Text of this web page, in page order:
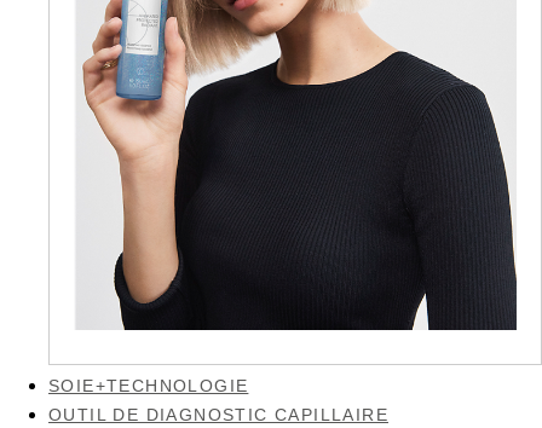
SOIE+TECHNOLOGIE
OUTIL DE DIAGNOSTIC CAPILLAIRE